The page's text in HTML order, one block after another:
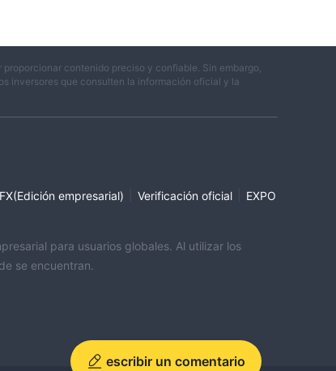
escribir un comentario
contenido preciso y confiable. Sin embargo,
inversores que consulten la información oficial y la
empresarial) Verificación oficial
EXPO
para usuarios globales. Al utilizar los
se encuentran.